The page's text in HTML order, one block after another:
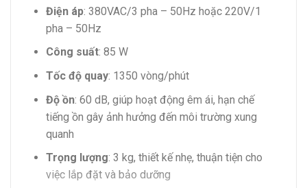
Điện áp: 380VAC/3 pha – 50Hz hoặc 220V/1
pha – 50Hz
Công suất: 85 W
Tốc độ quay: 1350 vòng/phút
Độ ồn: 60 dB, giúp hoạt động êm ái, hạn chế
tiếng ồn gây ảnh hưởng đến môi trường xung
quanh
Trọng lượng: 3 kg, thiết kế nhẹ, thuận tiện cho
việc lắp đặt và bảo dưỡng